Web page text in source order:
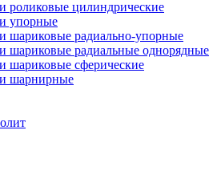
цилиндрические
упорные
шариковые радиально-упорные
шариковые радиальные однорядные
шариковые сферические
шарнирные